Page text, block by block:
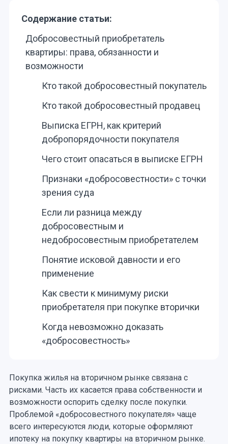
Содержание статьи:
Добросовестный приобретатель
квартиры: права, обязанности и
возможности
Кто такой добросовестный покупатель
Кто такой добросовестный продавец
Выписка ЕГРН, как критерий
добропорядочности покупателя
Чего стоит опасаться в выписке ЕГРН
Признаки «добросовестности» с точки
зрения суда
Если ли разница между
добросовестным и
недобросовестным приобретателем
Понятие исковой давности и его
применение
Как свести к минимуму риски
приобретателя при покупке вторички
Когда невозможно доказать
«добросовестность»
Покупка жилья на вторичном рынке связана с
рисками. Часть их касается права собственности и
возможности оспорить сделку после покупки.
Проблемой «добросовестного покупателя» чаще
всего интересуются люди, которые оформляют
ипотеку на покупку квартиры на вторичном рынке.